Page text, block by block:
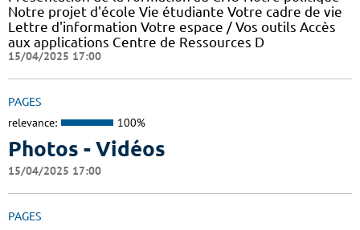
Notre projet d'école Vie étudiante Votre cadre de vie
Lettre d'information Votre espace / Vos outils Accès
aux applications Centre de Ressources D
15/04/2025 17:00
PAGES
relevance: 100%
Photos - Vidéos
15/04/2025 17:00
PAGES